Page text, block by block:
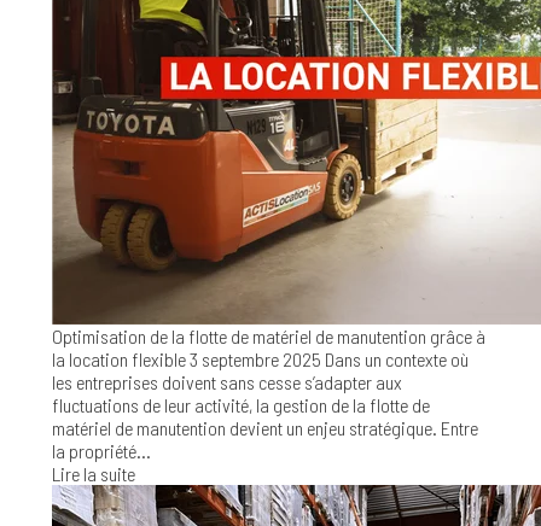
Optimisation de la flotte de matériel de manutention grâce à
la location flexible3 septembre 2025 Dans un contexte où
les entreprises doivent sans cesse s’adapter aux
fluctuations de leur activité, la gestion de la flotte de
matériel de manutention devient un enjeu stratégique. Entre
la propriété...
Lire la suite